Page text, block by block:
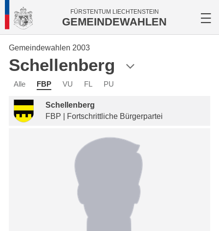
FÜRSTENTUM LIECHTENSTEIN
GEMEINDEWAHLEN
Gemeindewahlen 2003
Schellenberg
Alle FBP VU FL PU
Schellenberg
FBP | Fortschrittliche Bürgerpartei